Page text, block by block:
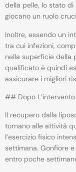
della pelle, lo stato
giocano un ruolo
Inoltre, essendo un
tra cui infezioni,
nella superficie della
qualificato è quindi
assicurare i migliori
## Dopo L’intervento
Il recupero dalla
tornano alle attività
l’esercizio fisico
settimana. Gonfiore
entro poche